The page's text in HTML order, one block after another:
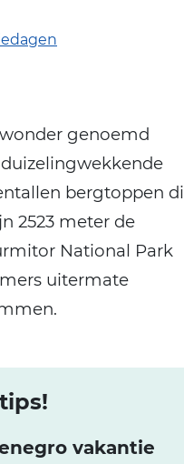
genoemd
bergtoppen
2523 meter de
National Park
uitermate
vakantie